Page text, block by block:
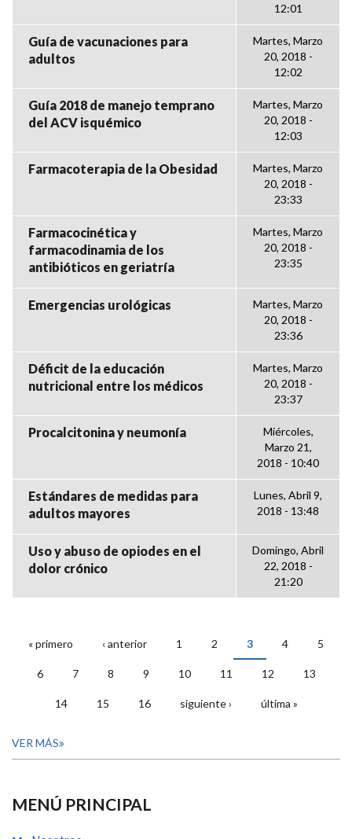
12:01
Guía de vacunaciones para
adultos
Martes, Marzo
20, 2018 -
12:02
Guía 2018 de manejo temprano
del ACV isquémico
Martes, Marzo
20, 2018 -
12:03
Farmacoterapia de la Obesidad
Martes, Marzo
20, 2018 -
23:33
Farmacocinética y
farmacodinamia de los
antibióticos en geriatría
Martes, Marzo
20, 2018 -
23:35
Emergencias urológicas
Martes, Marzo
20, 2018 -
23:36
Déficit de la educación
nutricional entre los médicos
Martes, Marzo
20, 2018 -
23:37
Procalcitonina y neumonía
Miércoles,
Marzo 21,
2018 - 10:40
Estándares de medidas para
adultos mayores
Lunes, Abril 9,
2018 - 13:48
Uso y abuso de opiodes en el
dolor crónico
Domingo, Abril
22, 2018 -
21:20
PÁGINAS
« primero ‹ anterior 1 2 3 4 5
6 7 8 9 10 11 12 13
14 15 16 siguiente › última »
VER MÁS
MENÚ PRINCIPAL